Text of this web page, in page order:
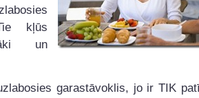
kļūs
un
garastāvoklis, jo ir TIK